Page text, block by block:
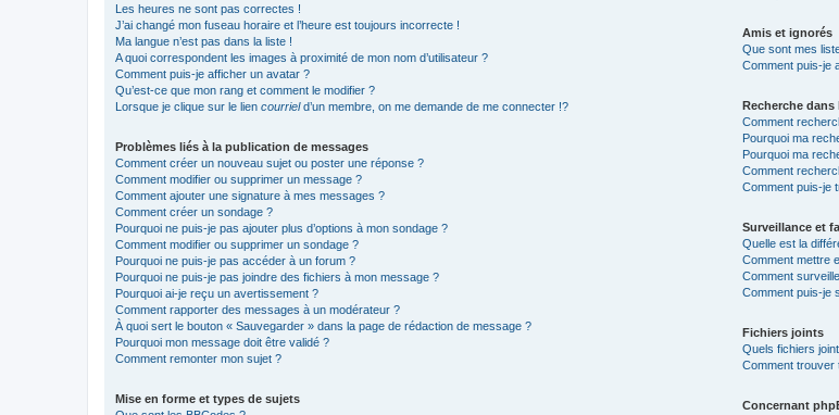
Les heures ne sont pas correctes !
J’ai changé mon fuseau horaire et l’heure est toujours incorrecte !
Ma langue n’est pas dans la liste !
A quoi correspondent les images à proximité de mon nom d’utilisateur ?
Comment puis-je afficher un avatar ?
Qu’est-ce que mon rang et comment le modifier ?
Lorsque je clique sur le lien courrield’un membre, on me demande de me connecter !?
Problèmes liés à la publication de messages
Comment créer un nouveau sujet ou poster une réponse ?
Comment modifier ou supprimer un message ?
Comment ajouter une signature à mes messages ?
Comment créer un sondage ?
Pourquoi ne puis-je pas ajouter plus d’options à mon sondage ?
Comment modifier ou supprimer un sondage ?
Pourquoi ne puis-je pas accéder à un forum ?
Pourquoi ne puis-je pas joindre des fichiers à mon message ?
Pourquoi ai-je reçu un avertissement ?
Comment rapporter des messages à un modérateur ?
À quoi sert le bouton « Sauvegarder » dans la page de rédaction de message ?
Pourquoi mon message doit être validé ?
Comment remonter mon sujet ?
Mise en forme et types de sujets
Amis et ignorés
Que sont mes
Comment puis-je
Recherche
Comment
Pourquoi ma
Pourquoi ma
Comment
Comment puis-je
Surveillance et
Quelle est la
Comment mettre
Comment
Comment puis-je
Fichiers joints
Quels fichiers
Comment trouver
Concernant